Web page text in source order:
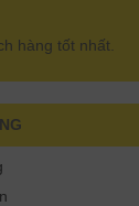
hàng tốt nhất.